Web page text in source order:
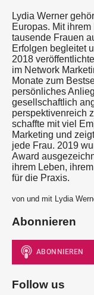
Lydia Werner
Europas. Mit ihrem
tausende Frauen
Erfolgen begleitet
2018
im Network
Monate zum
persönliches
gesellschaftlich
perspektivenreich
schaffte mit viel
Marketing und
jede Frau. 2019
Award
ihrem Leben,
für die Praxis.
von und mit Lydia
Abonnieren
Follow us